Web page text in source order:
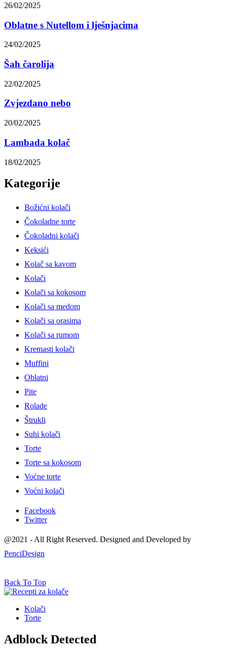
26/02/2025
Oblatne s Nutellom i lješnjacima
24/02/2025
Šah čarolija
22/02/2025
Zvjezdano nebo
20/02/2025
Lambada kolač
18/02/2025
Kategorije
Božićni kolači
Čokoladne torte
Čokoladni kolači
Keksići
Kolač sa kavom
Kolači
Kolači sa kokosom
Kolači sa medom
Kolači sa orasima
Kolači sa rumom
Kremasti kolači
Muffini
Oblatni
Pite
Rolade
Štrukli
Suhi kolači
Torte
Torte sa kokosom
Voćne torte
Voćni kolači
Facebook
Twitter
@2021 - All Right Reserved. Designed and Developed by
PenciDesign
Back To Top
Kolači
Torte
Adblock Detected